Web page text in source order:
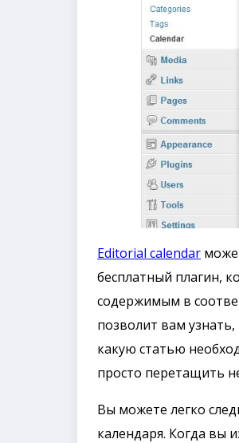
Editorial calendar
бесплатный плагин,
содержимым в
позволит вам
какую статью
просто перетащить
Вы можете легко
календаря. Когда вы